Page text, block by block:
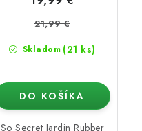
Skladom (21 ks)
21,99 €
DO KOŠÍKA
So Secret Jardin Rubber